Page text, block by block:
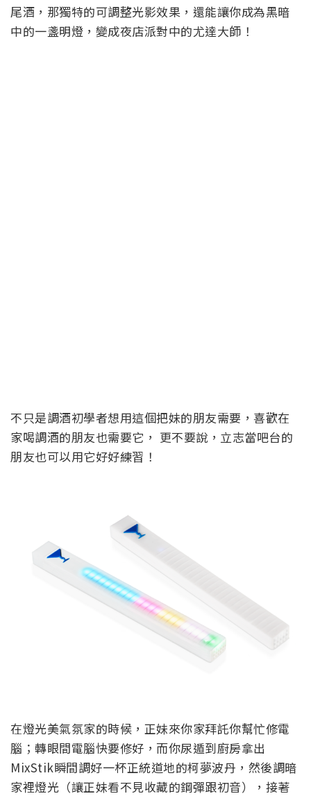
尾酒，那獨特的可調整光影效果，還能讓你成為黑暗
中的一盞明燈，變成夜店派對中的尤達大師！
不只是調酒初學者想用這個把妹的朋友需要，喜歡在
家喝調酒的朋友也需要它， 更不要說，立志當吧台的
朋友也可以用它好好練習！
在燈光美氣氛家的時候，正妹來你家拜託你幫忙修電
腦；轉眼間電腦快要修好，而你尿遁到廚房拿出
MixStik瞬間調好一杯正統道地的柯夢波丹，然後調暗
家裡燈光（讓正妹看不見收藏的鋼彈跟初音），接著